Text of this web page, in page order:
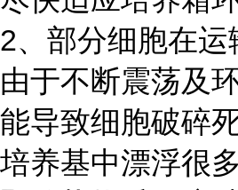
2、部分细胞在运
由于不断震荡及
能导致细胞破碎
培养基中漂浮很